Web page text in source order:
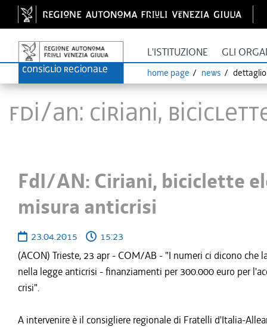
L'ISTITUZIONE GLI
home page news
FdI/AN: Ciriani,
FdI/AN: Ciriani, biciclette
misura anticrisi
23.04.2015
15:23
(ACON) Trieste, 23 apr - COM/AB - "I numeri ci dicono
nella legge anticrisi - finanziamenti per 300.000 euro per
crisi".
A intervenire è il consigliere regionale di Fratelli d'Italia-